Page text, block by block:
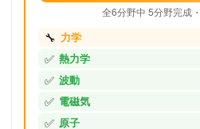
全6分野中 5分野完成
🔧 力学
✅ 熱力学
✅ 波動
✅ 電磁気
✅ 原子